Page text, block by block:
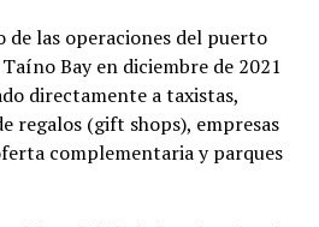
de las operaciones del puerto
Bay en diciembre de 2021
directamente a taxistas,
regalos (gift shops), empresas
complementaria y parques